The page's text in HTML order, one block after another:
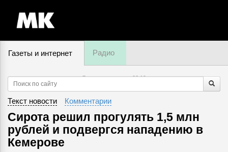
Газеты и интернет Радио
7 августа, четверг,00:19
Текст новости Комментарии
Сирота решил прогулять 1,5 млн
рублей и подвергся нападению в
Кемерове